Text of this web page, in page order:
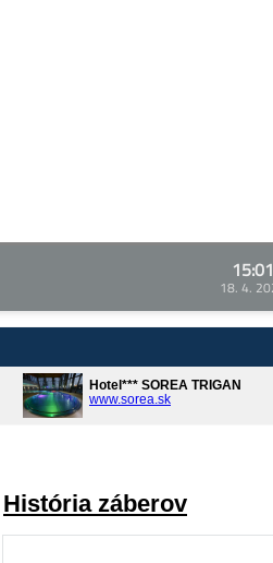
15:01
18. 4.
Hotel*** SOREA TRIGAN
www.sorea.sk
História záberov